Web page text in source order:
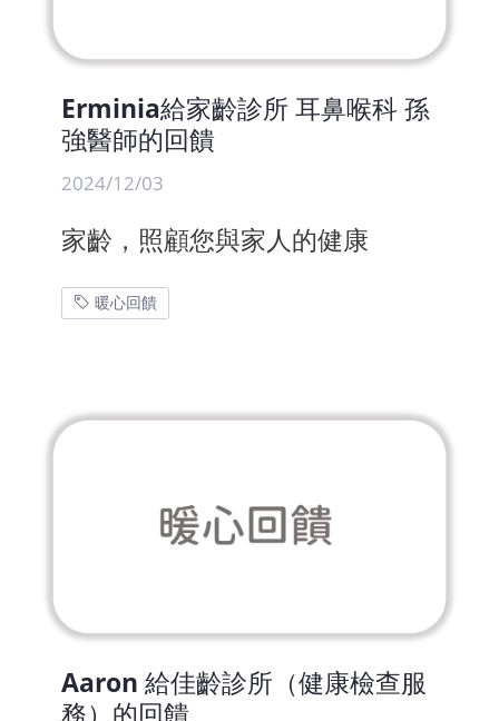
Erminia給家齡診所 耳鼻喉科 孫
強醫師的回饋
2024/12/03
家齡，照顧您與家人的健康
暖心回饋
Aaron 給佳齡診所（健康檢查服
務）的回饋